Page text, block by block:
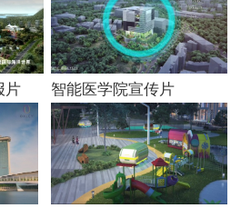
片 智能医学院宣传片